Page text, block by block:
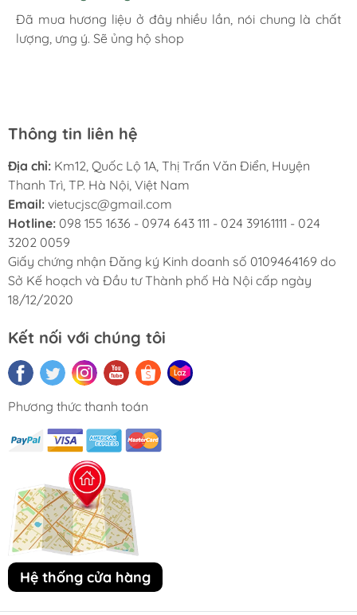
Mình rất ưng khi đến Việt Úc JSC. Ở đây có rất nhiều
mặt hàng phong phú, tha hồ lựa chọn. Nhân viên
Đã mua hương liệu ở đây nhiều lần, nói chung là chất
lượng, ưng ý. Sẽ ủng hộ shop
Đóng gói chắc chắn cẩn thận. Giao hàng nhanh chóng.
Hình ảnh sản phẩm chân thực giống mô tả. Đánh giá 5
Thông tin liên hệ
Địa chỉ: Km12, Quốc Lộ 1A, Thị Trấn Văn Điển, Huyện
Thanh Trì, TP. Hà Nội, Việt Nam
Email: vietucjsc@gmail.com
Hotline: 098 155 1636 - 0974 643 111 - 024 39161111 - 024
3202 0059
Giấy chứng nhận Đăng ký Kinh doanh số 0109464169 do
Sở Kế hoạch và Đầu tư Thành phố Hà Nội cấp ngày
18/12/2020
Kết nối với chúng tôi
Phương thức thanh toán
Hệ thống cửa hàng